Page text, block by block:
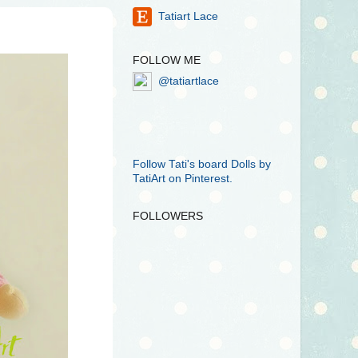
Tatiart Lace
FOLLOW ME
@tatiartlace
Follow Tati's board Dolls by
TatiArt on Pinterest.
FOLLOWERS